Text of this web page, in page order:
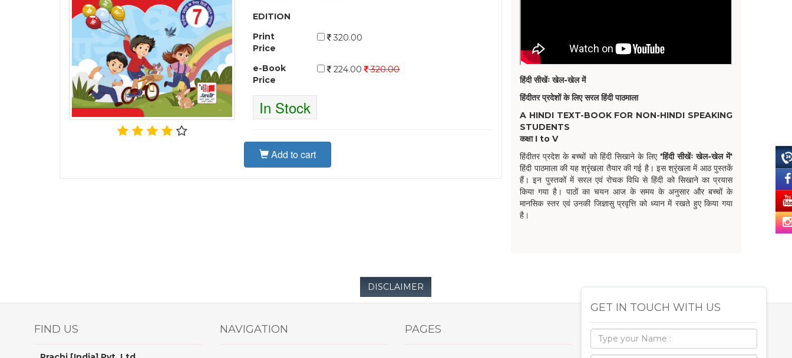
EDITION
Print
Price
320.00
e-Book
Price
224.00 320.00
In Stock
Add to cart
हिंदी सीखेंः खेल-खेल में
हिंदीतर प्रदेशों के लिए सरल हिंदी पाठमाला
A HINDI TEXT-BOOK FOR NON-HINDI SPEAKING
STUDENTS
कक्षा I to V
हिंदीतर प्रदेश के बच्चों को हिंदी सिखाने के लिए 'हिंदी सीखेंः खेल-खेल में'
हिंदी पाठमाला की यह श्रृंखला तैयार की गई है। इस श्रृंखला में आठ पुस्तकें
हैं। इन पुस्तकों में सरल एवं रोचक विधि से हिंदी को सिखाने का प्रयास
किया गया है। पाठों का चयन आज के समय के अनुसार और बच्चों के
मानसिक स्तर एवं उनकी जिज्ञासु प्रवृत्ति को ध्यान में रखते हुए किया गया
है।
DISCLAIMER
FIND US NAVIGATION PAGES
GET IN TOUCH WITH US